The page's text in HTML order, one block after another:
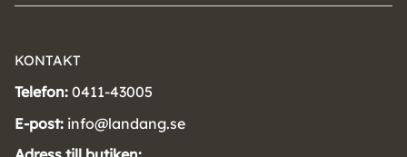
KONTAKT
Telefon: 0411-43005
E-post: info@landang.se